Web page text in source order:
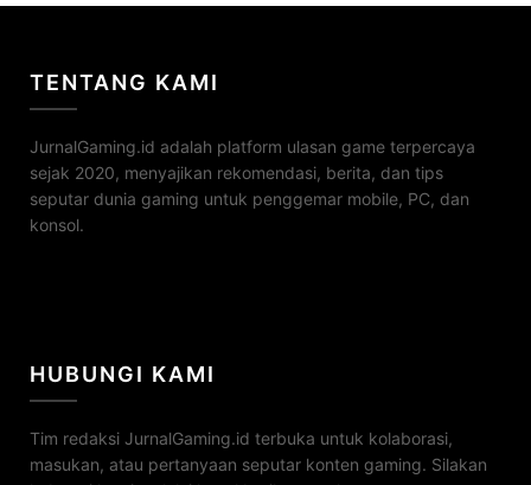
TENTANG KAMI
JurnalGaming.id adalah platform ulasan game terpercaya
sejak 2020, menyajikan rekomendasi, berita, dan tips
seputar dunia gaming untuk penggemar mobile, PC, dan
konsol.
HUBUNGI KAMI
Tim redaksi JurnalGaming.id terbuka untuk kolaborasi,
masukan, atau pertanyaan seputar konten gaming. Silakan